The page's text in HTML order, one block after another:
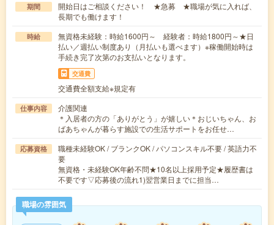
期間
開始日はご相談ください！ ★急募 ★職場が気に入れば、
長期でも働けます！
時給
無資格未経験：時給1600円～ 経験者：時給1800円～★日
払い／週払い制度あり（月払いも選べます）※稼働開始時は
手続き完了次第のお支払いとなります。
交通費
交通費全額支給※規定有
仕事内容
介護関連
＊入居者の方の「ありがとう」が嬉しい＊おじいちゃん、お
ばあちゃんが暮らす施設での生活サポートをお任せ…
応募資格
職種未経験OK / ブランクOK / パソコンスキル不要 / 英語力不
要
無資格・未経験OK年齢不問★10名以上採用予定★履歴書は
不要です▽応募後の流れ1)翌営業日までに担当…
職場の雰囲気